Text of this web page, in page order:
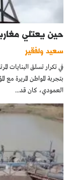
حين يعتلي
سعيد ولفقير
في تكرار تسلق البنايات
بتجربة المواطن المريرة
العمودي، كان قد...